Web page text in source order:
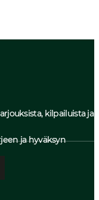
kilpailuista ja
ja hyväksyn